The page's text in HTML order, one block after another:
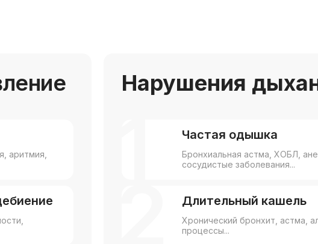
Хронический бронхит, астма,
процессы...
Длительный кашель
Нарушения
Бронхиальная астма, ХОБЛ,
сосудистые заболевания...
Частая одышка
аритмия,